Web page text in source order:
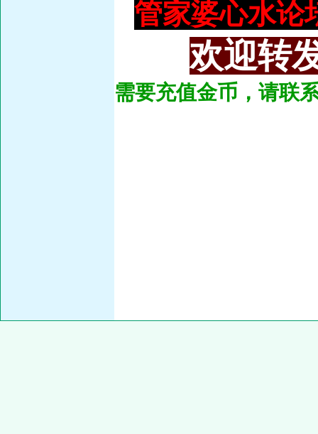
管家婆心水论
欢迎转
需要充值金币，请联